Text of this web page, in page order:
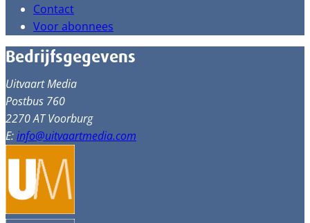
Contact
Voor abonnees
Bedrijfsgegevens
Uitvaart Media
Postbus 760
2270 AT Voorburg
E:info@uitvaartmedia.com